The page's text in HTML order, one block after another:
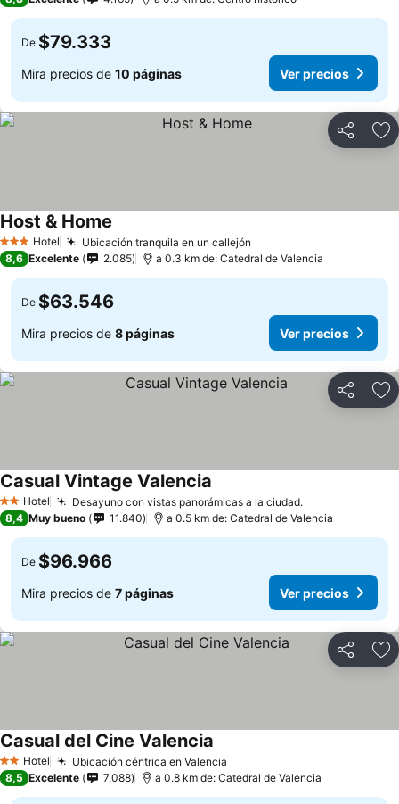
De $79.333
Mira precios de 10 páginas Ver precios
Compartir
3 Estrellas
Hotel Ubicación tranquila en un callejón
Host & Home
8,6 Excelente 2.085 a 0.3 km de: Catedral de Valencia
De $63.546
Mira precios de 8 páginas Ver precios
Compartir
2 Estrellas
Hotel Desayuno con vistas panorámicas a la ciudad.
Casual Vintage Valencia
8,4 Muy bueno 11.840 a 0.5 km de: Catedral de Valencia
De $96.966
Mira precios de 7 páginas Ver precios
Compartir
2 Estrellas
Hotel Ubicación céntrica en Valencia
Casual del Cine Valencia
8,5 Excelente 7.088 a 0.8 km de: Catedral de Valencia